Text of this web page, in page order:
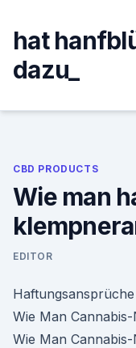
content
hat
dazu_
CBD PRODUCTS
Wie man
EDITOR
Wie Man
Wie Man